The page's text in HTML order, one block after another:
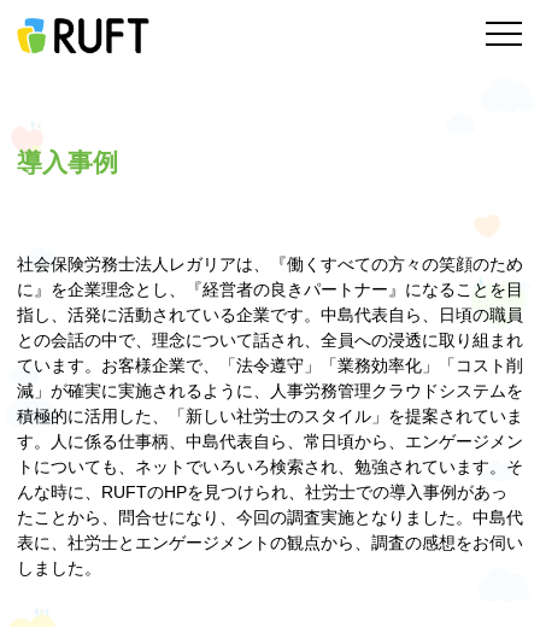
導入事例
社会保険労務士法人レガリアは、『働くすべての方々の笑顔のため
に』を企業理念とし、『経営者の良きパートナー』になることを目
指し、活発に活動されている企業です。中島代表自ら、日頃の職員
との会話の中で、理念について話され、全員への浸透に取り組まれ
ています。お客様企業で、「法令遵守」「業務効率化」「コスト削
減」が確実に実施されるように、人事労務管理クラウドシステムを
積極的に活用した、「新しい社労士のスタイル」を提案されていま
す。人に係る仕事柄、中島代表自ら、常日頃から、エンゲージメン
トについても、ネットでいろいろ検索され、勉強されています。そ
んな時に、RUFTのHPを見つけられ、社労士での導入事例があっ
たことから、問合せになり、今回の調査実施となりました。中島代
表に、社労士とエンゲージメントの観点から、調査の感想をお伺い
しました。